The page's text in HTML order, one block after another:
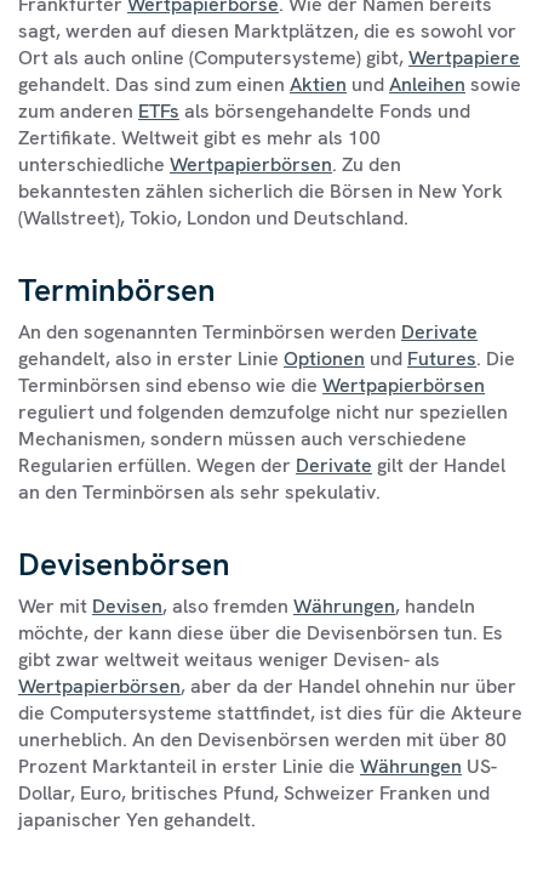
sagt, werden auf diesen Marktplätzen, die es sowohl vor
Ort als auch online (Computersysteme) gibt,Wertpapiere
gehandelt. Das sind zum einen Aktien undAnleihen sowie
zum anderen ETFs als börsengehandelte Fonds und
Zertifikate. Weltweit gibt es mehr als 100
unterschiedliche Wertpapierbörsen. Zu den
bekanntesten zählen sicherlich die Börsen in New York
(Wallstreet), Tokio, London und Deutschland.
Terminbörsen
An den sogenannten Terminbörsen werden Derivate
gehandelt, also in erster Linie Optionen und Futures. Die
Terminbörsen sind ebenso wie die Wertpapierbörsen
reguliert und folgenden demzufolge nicht nur speziellen
Mechanismen, sondern müssen auch verschiedene
Regularien erfüllen. Wegen der Derivate gilt der Handel
an den Terminbörsen als sehr spekulativ.
Devisenbörsen
Wer mit Devisen, also fremden Währungen, handeln
möchte, der kann diese über die Devisenbörsen tun. Es
gibt zwar weltweit weitaus weniger Devisen- als
Wertpapierbörsen, aber da der Handel ohnehin nur über
die Computersysteme stattfindet, ist dies für die Akteure
unerheblich. An den Devisenbörsen werden mit über 80
Prozent Marktanteil in erster Linie die Währungen US-
Dollar, Euro, britisches Pfund, Schweizer Franken und
japanischer Yen gehandelt.